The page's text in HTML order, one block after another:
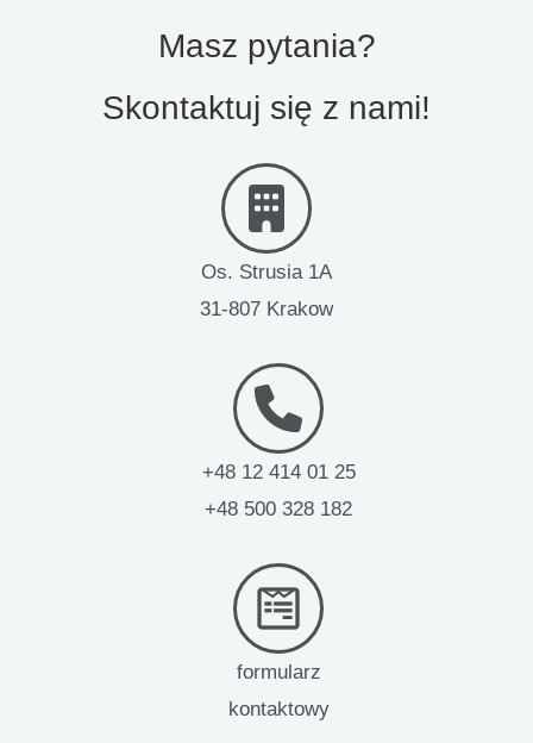
Jak planować audyty – ćwiczenia
Jak doskonalić audyty – ćwiczenia
Masz pytania?
Skontaktuj się z nami!
Os. Strusia 1A
31-807 Krakow
+48 12 414 01 25
+48 500 328 182
formularz
kontaktowy